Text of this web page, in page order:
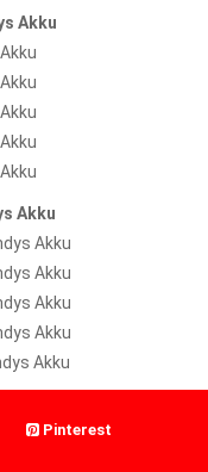
Akku
Akku
Akku
Akku
Akku
Akku
Akku
Pinterest